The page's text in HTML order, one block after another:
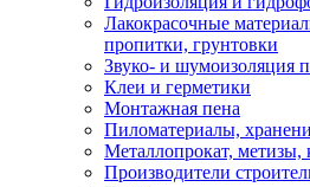
Лакокрасочные
пропитки, грунтовки
Звуко- и шумоизоляция
Клеи и герметики
Монтажная пена
Пиломатериалы,
Металлопрокат, метизы,
Производители